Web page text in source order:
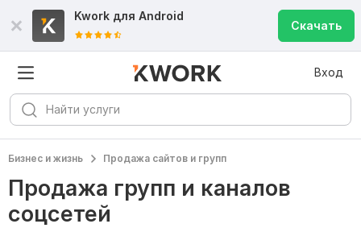
Kwork для Android
Скачать
Вход
Бизнес и жизнь Продажа сайтов и групп
Продажа групп и каналов
соцсетей